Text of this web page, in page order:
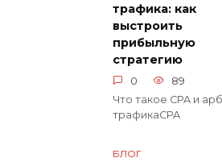
трафика: как
выстроить
прибыльную
стратегию
0
89
Что такое CPA и
трафикаCPA
БЛОГ